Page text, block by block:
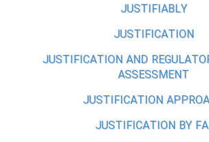
JUSTIFIABLY
JUSTIFICATION
JUSTIFICATION AND
ASSESSMENT
JUSTIFICATION
JUSTIFICATION BY